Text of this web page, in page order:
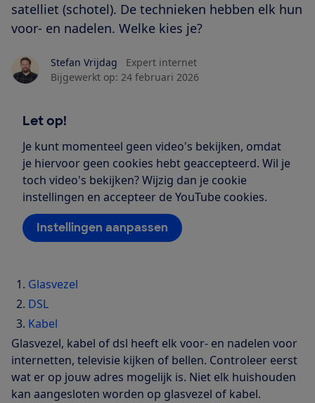
satelliet (schotel). De technieken hebben elk hun
voor- en nadelen. Welke kies je?
Stefan Vrijdag
Expert internet
Bijgewerkt op: 24 februari 2026
Let op!
Je kunt momenteel geen video's bekijken, omdat
je hiervoor geen cookies hebt geaccepteerd. Wil je
toch video's bekijken? Wijzig dan je cookie
instellingen en accepteer de YouTube cookies.
Instellingen aanpassen
Glasvezel
DSL
Kabel
Glasvezel, kabel of dsl heeft elk voor- en nadelen voor
internetten, televisie kijken of bellen. Controleer eerst
wat er op jouw adres mogelijk is. Niet elk huishouden
kan aangesloten worden op glasvezel of kabel.